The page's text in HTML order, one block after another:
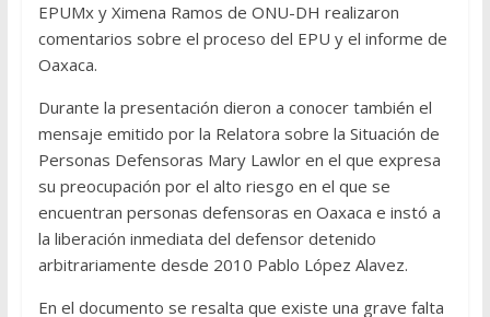
EPUMx y Ximena Ramos de ONU-DH realizaron
comentarios sobre el proceso del EPU y el informe de
Oaxaca.
Durante la presentación dieron a conocer también el
mensaje emitido por la Relatora sobre la Situación de
Personas Defensoras Mary Lawlor en el que expresa
su preocupación por el alto riesgo en el que se
encuentran personas defensoras en Oaxaca e instó a
la liberación inmediata del defensor detenido
arbitrariamente desde 2010 Pablo López Alavez.
En el documento se resalta que existe una grave falta